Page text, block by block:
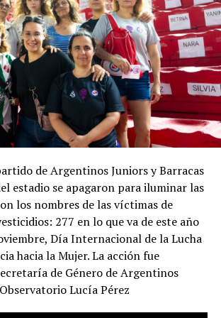
la Constitución Nacional».
en la marcha será una novedad,
informa que sostiene
la represión de la marcha
la SIDE (Secretaría de Inteligencia
aparentemente responde a Santiago
el ejercicio de “inteligencia”
La mayor zozobra de la gestión
parece provenir de los jubilados
sino de la presencia de un
simplemente intenta hacer su
la libertad de expresión. El video
imágenes y explica de qué modo
de Argentinos Juniors y Barracas
estadio se apagaron para iluminar las
los nombres de las víctimas de
277 en lo que va de este año
Día Internacional de la Lucha
hacia la Mujer. La acción fue
de Género de Argentinos
Lucía Pérez